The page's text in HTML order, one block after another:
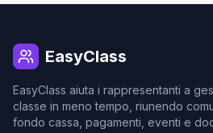
EasyClass
EasyClass aiuta i rappresentanti a
classe in meno tempo, riunendo
fondo cassa, pagamenti, eventi e